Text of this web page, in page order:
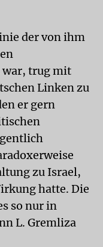
der von ihm
trug mit
Linken zu
er gern
zu Israel,
hatte. Die
so nur in
L. Gremliza